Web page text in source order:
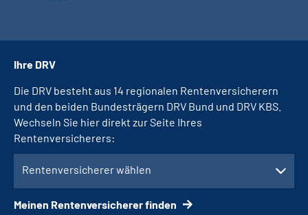
Ihre DRV
Die DRV besteht aus 14 regionalen Rentenversicherern
und den beiden Bundesträgern DRV Bund und DRV KBS.
Wechseln Sie hier direkt zur Seite Ihres
Rentenversicherers:
Rentenversicherer wählen
Meinen Rentenversicherer finden